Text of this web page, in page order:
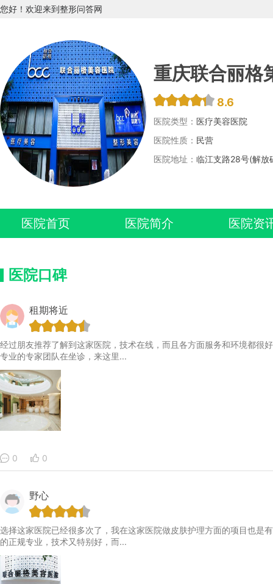
您好！欢迎来到整形问答网
重庆联合丽格
8.6
医院类型： 医疗美容医院
医院性质： 民营
医院地址： 临江支路28号(解放
医院首页 医院简介 医院资
医院口碑
租期将近
经过朋友推荐了解到这家医院，技术在线，而且各方面服务和环境都很
专业的专家团队在坐诊，来这里...
0 0
野心
选择这家医院已经很多次了，我在这家医院做皮肤护理方面的项目也是
的正规专业，技术又特别好，而...